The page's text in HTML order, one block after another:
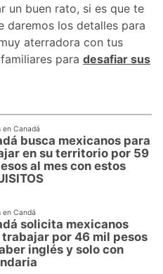
un buen rato, si es que te
daremos los detalles para
aterradora con tus
para desafiar sus
en Canadá
busca mexicanos para
en su territorio por 59
al mes con estos
en Candá
solicita mexicanos
trabajar por 46 mil pesos
inglés y solo con